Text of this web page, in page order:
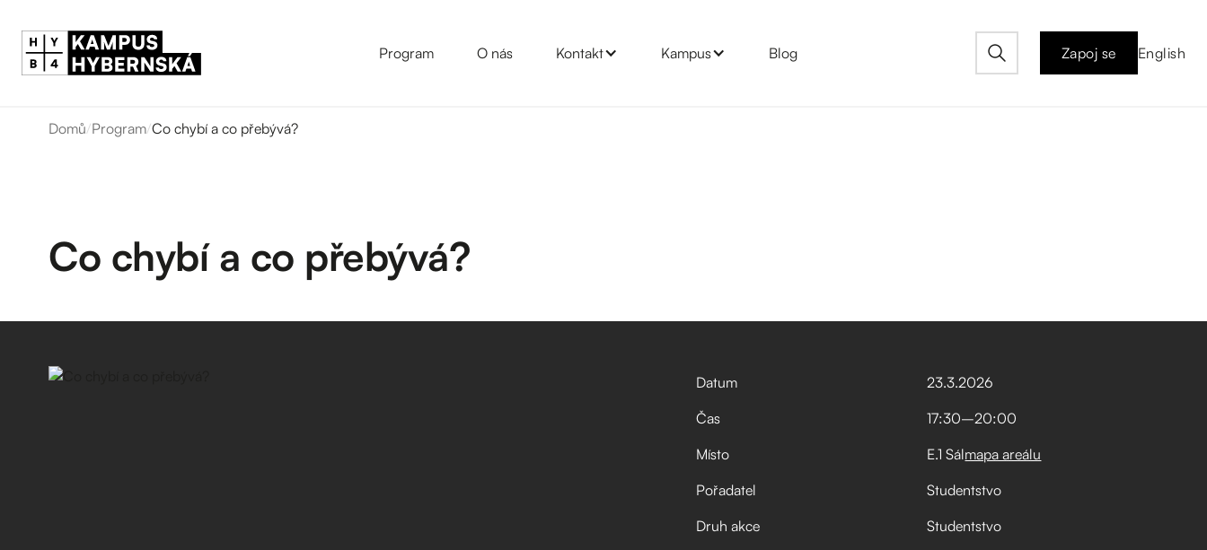
Program O nás Kontakt Kampus Blog Zapoj se English
Domů/Program/Co chybí a co přebývá?
Co chybí a co přebývá?
Datum 23.3.2026
Čas
17:30–⁠20:00
Místo
E.1 Sálmapa areálu
Pořadatel
Studentstvo
Druh akce
Studentstvo